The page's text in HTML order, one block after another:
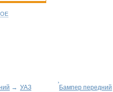
→ УАЗ
Бампер передний